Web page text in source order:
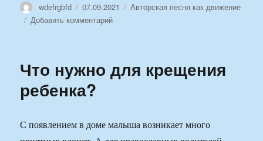
Автор
wdefrgbfd Опубликовано
07.09.2021 Рубрики
Авторская песня как движение
Добавить комментарийк
Кусто
№1:
silence,
Что нужно для крещения
ребенка?
С появлением в доме малыша возникает много